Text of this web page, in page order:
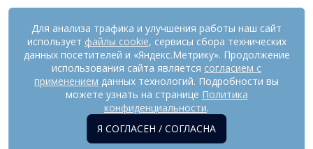
ИНФОРМАЦИЯ
РЕКВИЗИТЫ
На информационном ресурсе применяются
рекомендательные технологии (информационные технологии
предоставления информации на основе сбора,
систематизации и анализа сведений, относящихся к
предпочтениям пользователей сети «Интернет», находящихся
Для анализа трафика и улучшения работы наш сайт
использует файлы cookie, сервисы сбора технических
данных посетителей и «Яндекс.Метрику». Продолжение
использования сайта является согласием с
применением данных технологий. Подробности вы
можете узнать на странице Политика
конфиденциальности.
Я СОГЛАСЕН / СОГЛАСНА